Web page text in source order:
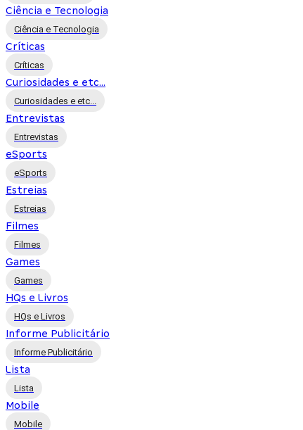
Ciência e Tecnologia
Ciência e Tecnologia
Críticas
Críticas
Curiosidades e etc...
Curiosidades e etc...
Entrevistas
Entrevistas
eSports
eSports
Estreias
Estreias
Filmes
Filmes
Games
Games
HQs e Livros
HQs e Livros
Informe Publicitário
Informe Publicitário
Lista
Lista
Mobile
Mobile